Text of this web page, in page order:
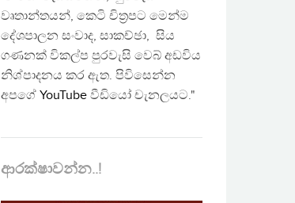
වෘතාන්තයන්, කෙටි චිත්‍රපට මෙන්ම
දේශපාලන සංවාද, සාකච්ඡා, සිය
ගණනක් විකල්ප පුරවැසි වෙබ් අඩවිය
නිශ්පාදනය කර ඇත. පිවිසෙන්න
අපගේ YouTube වීඩියෝ චැනලයට."
ආරක්ෂාවන්න..!